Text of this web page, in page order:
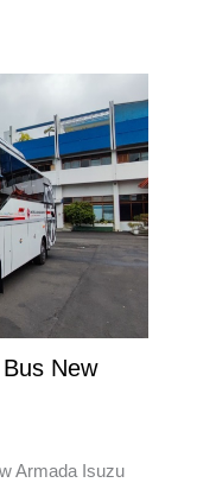
New
Armada Isuzu